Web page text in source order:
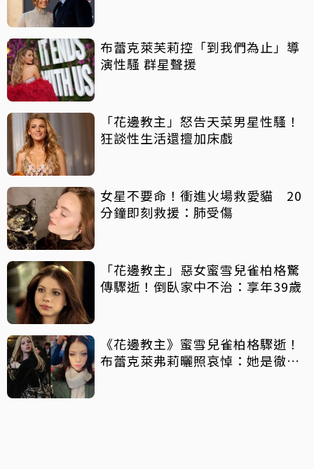
布蕾克萊芙莉控「到我們為止」導
演性騷 群星聲援
「花邊教主」怒告天菜男星性騷！
狂談性生活還擅加床戲
女星不要命！衝進火場救愛貓 20
分鐘即刻救援：肺受傷
「花邊教主」惡女蜜雪兒雀柏格驚
傳驟逝！倒臥家中不治：享年39歲
《花邊教主》蜜雪兒雀柏格驟逝！
布蕾克萊弗莉曬照哀悼：她是徹底